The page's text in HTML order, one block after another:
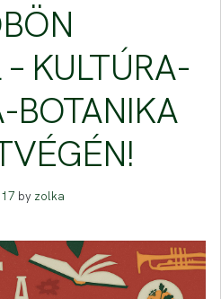
KULTÚRA-
BOTANIKA
by zolka